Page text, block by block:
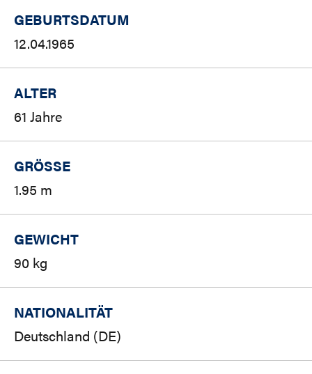
GEBURTSDATUM
12.04.1965
ALTER
61 Jahre
GRÖSSE
1.95 m
GEWICHT
90 kg
NATIONALITÄT
Deutschland (DE)